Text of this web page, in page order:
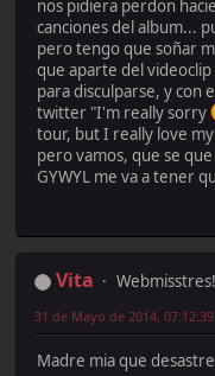
nos pidiera perdon
canciones del album...
pero tengo que soñar
que aparte del
para disculparse, y con
twitter "I'm really sorry
tour, but I really love
pero vamos, que se
GYWYL me va a tener
Vita Webmisstres!
31 de Mayo de 2014,
Madre mia que